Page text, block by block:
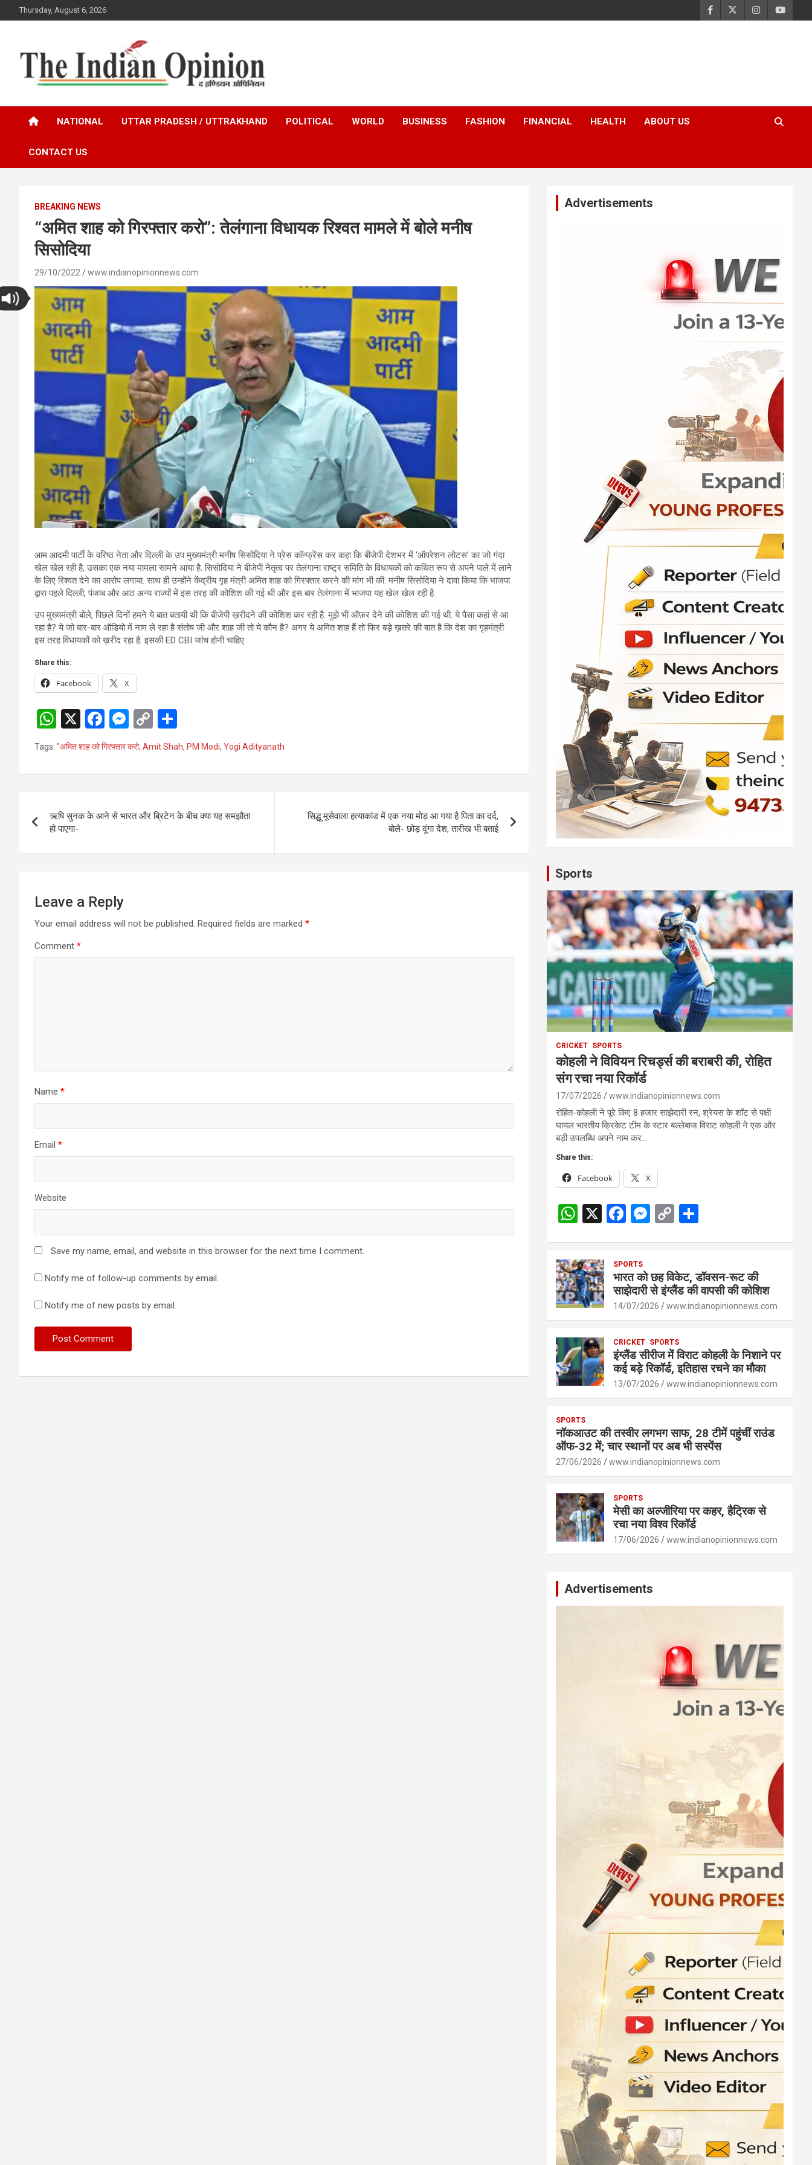
to
Thursday, August 6, 2026
Indian Opinion News
NATIONAL UTTAR PRADESH / UTTRAKHAND POLITICAL WORLD BUSINESS FASHION FINANCIAL HEALTH ABOUT US
CONTACT US
BREAKING NEWS
“अमित शाह को गिरफ्तार करो”: तेलंगाना विधायक रिश्‍वत मामले में बोले मनीष
सिसोदिया
29/10/2022 www.indianopinionnews.com
आम आदमी पार्टी के वरिष्ठ नेता और दिल्ली के उप मुख्यमंत्री मनीष सिसोदिया ने प्रेस कॉन्फ्रेंस कर कहा कि बीजेपी देशभर में ‘ऑपरेशन लोटस’ का जो गंदा
खेल खेल रही है, उसका एक नया मामला सामने आया है. सिसोदिया ने बीजेपी नेतृत्‍व पर तेलंगाना राष्‍ट्र समिति के विधायकों को कथ‍ित रूप से अपने पाले में लाने
के लिए रिश्वत देने का आरोप लगाया. साथ ही उन्‍होंने केंद्रीय गृह मंत्री अमित शाह को गिरफ्तार करने की मांग भी की. मनीष सिसोदिया ने दावा किया कि भाजपा
द्वारा पहले दिल्ली, पंजाब और आठ अन्य राज्यों में इस तरह की कोशिश की गई थी और इस बार तेलंगाना में भाजपा यह खेल खेल रही है.
उप मुख्यमंत्री बोले, पिछले दिनों हमने ये बात बतायी थी कि बीजेपी ख़रीदने की कोशिश कर रही है. मुझे भी ऑफ़र देने की कोशिश की गई थी. ये पैसा कहां से आ
रहा है? ये जो बार-बार ऑडियो में नाम ले रहा है संतोष जी और शाह जी तो ये कौन है? अगर ये अमित शाह हैं तो फिर बड़े ख़तरे की बात है कि देश का गृहमंत्री
इस तरह विधायकों को ख़रीद रहा है. इसकी ED CBI जांच होनी चाहिए.
Share this:
Facebook X
W
h
at
s
p
p
X
F
a
ce
b
o
M
es
se
n
er
C
o
py
Li
k
h
ar
e
Tags: "अमित शाह को गिरफ्तार करो, Amit Shah, PM Modi, Yogi Adityanath
navigation
ऋषि सुनक के आने से भारत और ब्रिटेन के बीच क्या यह समझौता
हो पाएगा-
सिद्धू मूसेवाला हत्याकांड में एक नया मोड़ आ गया है पिता का दर्द,
बोले- छोड़ दूंगा देश, तारीख भी बताई
Leave a Reply
Your email address will not be published. Required fields are marked *
Comment *
Name *
Email *
Website
Save my name, email, and website in this browser for the next time I comment.
Notify me of follow-up comments by email.
Notify me of new posts by email.
Advertisements
Sports
CRICKET SPORTS
कोहली ने विवियन रिचर्ड्स की बराबरी की, रोहित
संग रचा नया रिकॉर्ड
17/07/2026 www.indianopinionnews.com
रोहित-कोहली ने पूरे किए 8 हजार साझेदारी रन, श्रेयस के शॉट से पक्षी
घायल भारतीय क्रिकेट टीम के स्टार बल्लेबाज विराट कोहली ने एक और
बड़ी उपलब्धि अपने नाम कर…
Share this:
Facebook X
W
s
A
p
X
F
b
o
o
M
n
g
er
C
Li
n
k
e
SPORTS
भारत को छह विकेट, डॉवसन-रूट की
साझेदारी से इंग्लैंड की वापसी की कोशिश
14/07/2026 www.indianopinionnews.com
CRICKET SPORTS
इंग्लैंड सीरीज में विराट कोहली के निशाने पर
कई बड़े रिकॉर्ड, इतिहास रचने का मौका
13/07/2026 www.indianopinionnews.com
SPORTS
नॉकआउट की तस्वीर लगभग साफ, 28 टीमें पहुंचीं राउंड
ऑफ-32 में; चार स्थानों पर अब भी सस्पेंस
27/06/2026 www.indianopinionnews.com
SPORTS
मेसी का अल्जीरिया पर कहर, हैट्रिक से
रचा नया विश्व रिकॉर्ड
17/06/2026 www.indianopinionnews.com
Advertisements